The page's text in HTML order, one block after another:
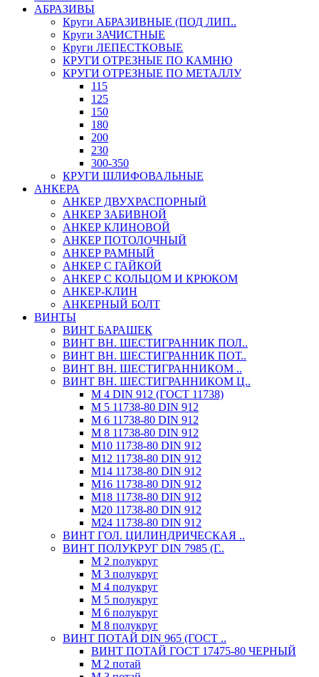
АБРАЗИВЫ
Круги АБРАЗИВНЫЕ (ПОД ЛИП..
Круги ЗАЧИСТНЫЕ
Круги ЛЕПЕСТКОВЫЕ
КРУГИ ОТРЕЗНЫЕ ПО КАМНЮ
КРУГИ ОТРЕЗНЫЕ ПО МЕТАЛЛУ
115
125
150
180
200
230
300-350
КРУГИ ШЛИФОВАЛЬНЫЕ
АНКЕРА
АНКЕР ДВУХРАСПОРНЫЙ
АНКЕР ЗАБИВНОЙ
АНКЕР КЛИНОВОЙ
АНКЕР ПОТОЛОЧНЫЙ
АНКЕР РАМНЫЙ
АНКЕР С ГАЙКОЙ
АНКЕР С КОЛЬЦОМ И КРЮКОМ
АНКЕР-КЛИН
АНКЕРНЫЙ БОЛТ
ВИНТЫ
ВИНТ БАРАШЕК
ВИНТ ВН. ШЕСТИГРАННИК ПОЛ..
ВИНТ ВН. ШЕСТИГРАННИК ПОТ..
ВИНТ ВН. ШЕСТИГРАННИКОМ ..
ВИНТ ВН. ШЕСТИГРАННИКОМ Ц..
М 4 DIN 912 (ГОСТ 11738)
М 5 11738-80 DIN 912
М 6 11738-80 DIN 912
М 8 11738-80 DIN 912
М10 11738-80 DIN 912
М12 11738-80 DIN 912
М14 11738-80 DIN 912
М16 11738-80 DIN 912
М18 11738-80 DIN 912
М20 11738-80 DIN 912
М24 11738-80 DIN 912
ВИНТ ГОЛ. ЦИЛИНДРИЧЕСКАЯ ..
ВИНТ ПОЛУКРУГ DIN 7985 (Г..
М 2 полукруг
М 3 полукруг
М 4 полукруг
М 5 полукруг
М 6 полукруг
М 8 полукруг
ВИНТ ПОТАЙ DIN 965 (ГОСТ ..
ВИНТ ПОТАЙ ГОСТ 17475-80 ЧЕРНЫЙ
М 2 потай